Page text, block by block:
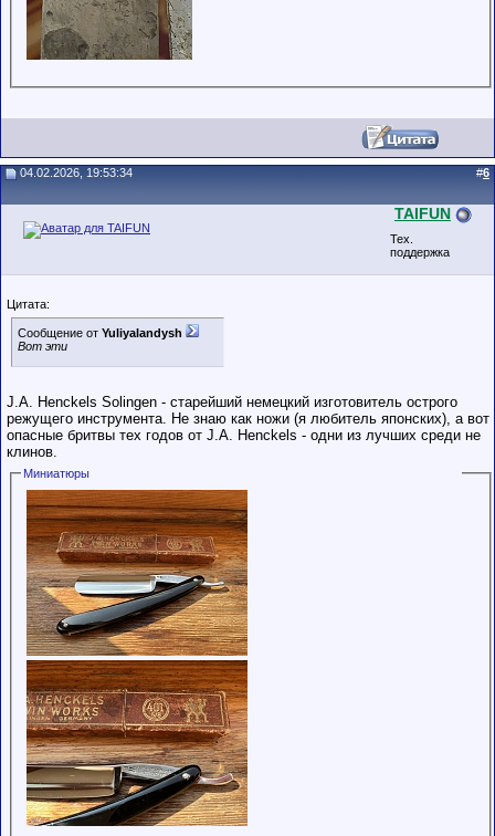
04.02.2026, 19:53:34 #6
TAIFUN
Тех.
поддержка
Цитата:
Сообщение от Yuliyalandysh
Вот эти
J.A. Henckels Solingen - старейший немецкий изготовитель острого
режущего инструмента. Не знаю как ножи (я любитель японских), а вот
опасные бритвы тех годов от J.A. Henckels - одни из лучших среди не
клинов.
Миниатюры